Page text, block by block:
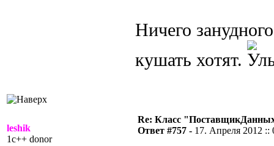
Ничего
кушать хотят.
leshik
1c++ donor
Re: Класс
Ответ #757 - 17. Апреля 2012 ::